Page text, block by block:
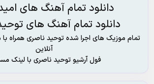
دانلود تمام آهنگ های امید کرمی
دانلود تمام آهنگ های توحید ناصری
تمام موزیک های اجرا شده توحید ناصری همراه
آنلاین
فول آرشیو توحید ناصری با لینک